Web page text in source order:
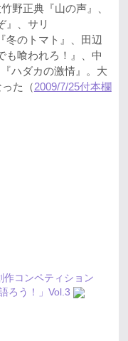
野正典『山の声』、
』、サリ
冬のトマト』、田辺
も喰われろ！』、中
ハダカの激情』。大
た（2009/7/25付本欄
作コンペティション
ろう！」Vol.3